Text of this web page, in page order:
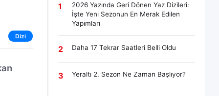
Dizi
1
2026 Yazında Geri Dönen Yaz Dizileri:
İşte Yeni Sezonun En Merak Edilen
Yapımları
2 Daha 17 Tekrar Saatleri Belli Oldu
3 Yeraltı 2. Sezon Ne Zaman Başlıyor?